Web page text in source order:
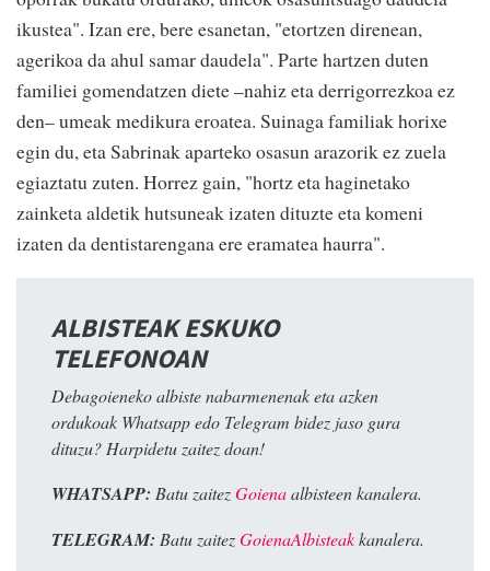
ikustea". Izan ere, bere esanetan, "etortzen direnean,
agerikoa da ahul samar daudela". Parte hartzen duten
familiei gomendatzen diete –nahiz eta derrigorrezkoa ez
den– umeak medikura eroatea. Suinaga familiak horixe
egin du, eta Sabrinak aparteko osasun arazorik ez zuela
egiaztatu zuten. Horrez gain, "hortz eta haginetako
zainketa aldetik hutsuneak izaten dituzte eta komeni
izaten da dentistarengana ere eramatea haurra".
ALBISTEAK ESKUKO
TELEFONOAN
Debagoieneko albiste nabarmenenak eta azken
ordukoak Whatsapp edo Telegram bidez jaso gura
dituzu? Harpidetu zaitez doan!
WHATSAPP: Batu zaitezGoienaalbisteen kanalera.
TELEGRAM: Batu zaitezGoienaAlbisteakkanalera.